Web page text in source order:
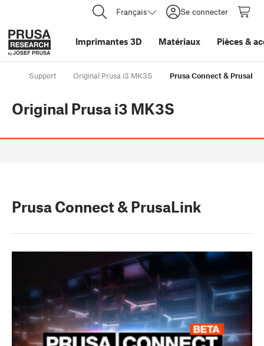
Français Se connecter
Imprimantes 3D Matériaux Pièces &
Support Original Prusa i3 MK3S Prusa Connect &
Original Prusa i3 MK3S
Prusa Connect & PrusaLink